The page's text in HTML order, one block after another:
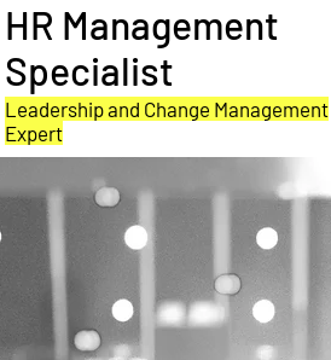
HR Management
Specialist
Leadership and Change Management
Expert